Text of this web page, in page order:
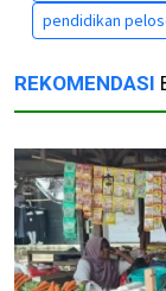
pendidikan
REKOMENDASI